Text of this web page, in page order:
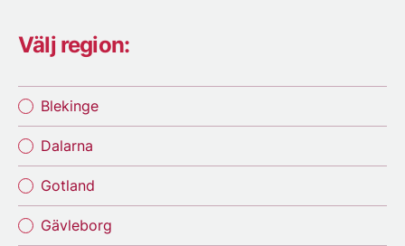
Välj region:
Blekinge
Dalarna
Gotland
Gävleborg